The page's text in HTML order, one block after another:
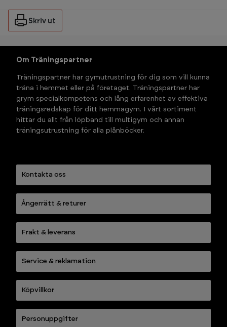
Skriv ut
Om Träningspartner
Träningspartner har gymutrustning för dig som vill kunna
träna i hemmet eller på företaget. Träningspartner har
grym specialkompetens och lång erfarenhet av effektiva
träningsredskap för ditt hemmagym. I vårt sortiment
hittar du allt från löpband till multigym och annan
träningsutrustning för alla plånböcker.
Kontakta oss
Ångerrätt & returer
Frakt & leverans
Service & reklamation
Köpvillkor
Personuppgifter